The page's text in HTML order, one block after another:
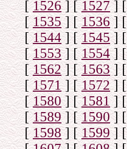
[1526] [1527]
[1535] [1536]
[1544] [1545]
[1553] [1554]
[1562] [1563]
[1571] [1572]
[1580] [1581]
[1589] [1590]
[1598] [1599]